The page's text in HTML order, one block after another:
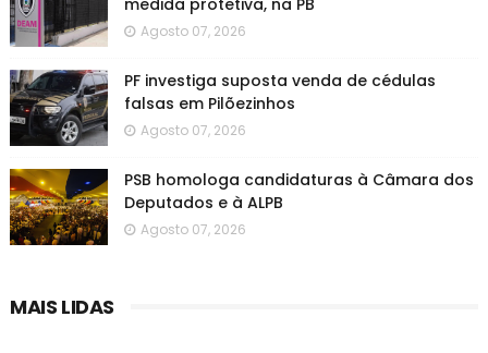
medida protetiva, na PB
Agosto 07, 2026
PF investiga suposta venda de cédulas
falsas em Pilõezinhos
Agosto 07, 2026
PSB homologa candidaturas à Câmara dos
Deputados e à ALPB
Agosto 07, 2026
MAIS LIDAS